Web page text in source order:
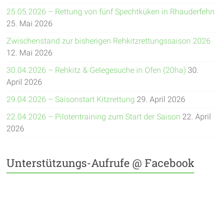
25.05.2026 – Rettung von fünf Spechtküken in Rhauderfehn
25. Mai 2026
Zwischenstand zur bisherigen Rehkitzrettungssaison 2026
12. Mai 2026
30.04.2026 – Rehkitz & Gelegesuche in Ofen (20ha) 30.
April 2026
29.04.2026 – Saisonstart Kitzrettung 29. April 2026
22.04.2026 – Pilotentraining zum Start der Saison 22. April
2026
Unterstützungs-Aufrufe @ Facebook